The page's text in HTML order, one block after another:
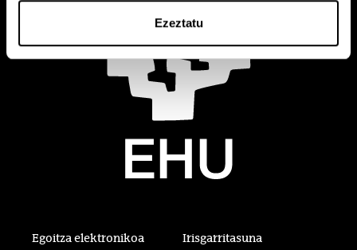
Ezeztatu
Egoitza elektronikoa Irisgarritasuna